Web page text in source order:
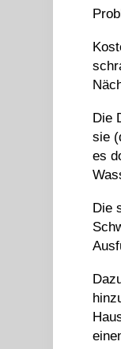
Die
sie
es
Die